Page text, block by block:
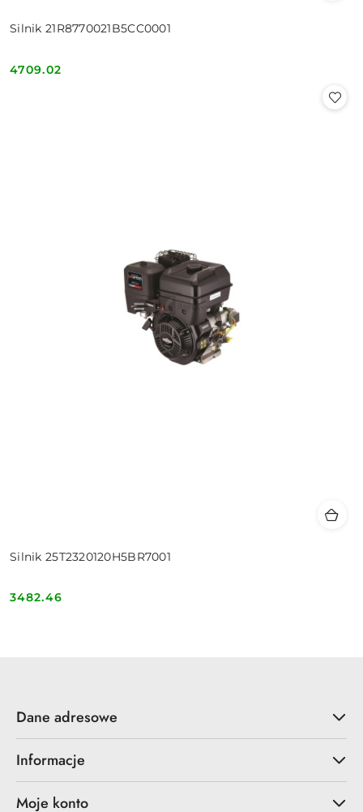
Silnik 21R8770021B5CC0001
Cena:
4709.02
Silnik 25T2320120H5BR7001
Cena:
3482.46
Dane adresowe
Informacje
Moje konto